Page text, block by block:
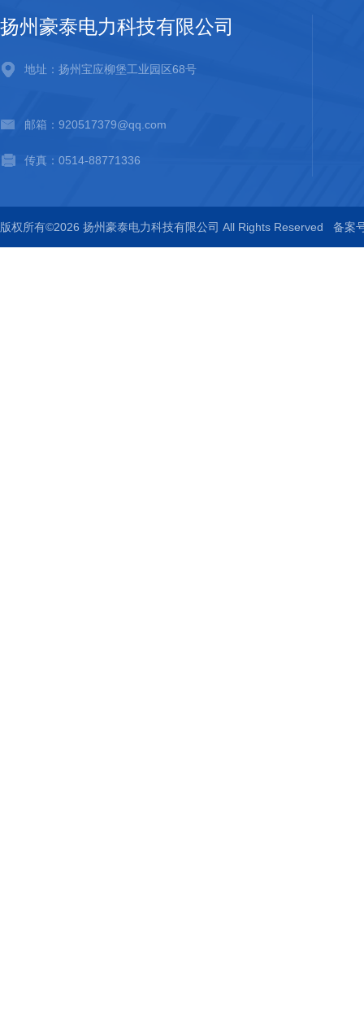
扬州豪泰电力科技有限公司
地址：扬州宝应柳堡工业园区68号
邮箱：920517379@qq.com
传真：0514-88771336
版权所有©2026 扬州豪泰电力科技有限公司 All Rights Reserved 备案